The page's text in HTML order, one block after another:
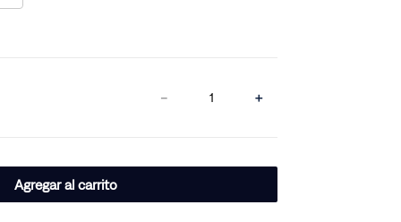
＋
－
Agregar al carrito